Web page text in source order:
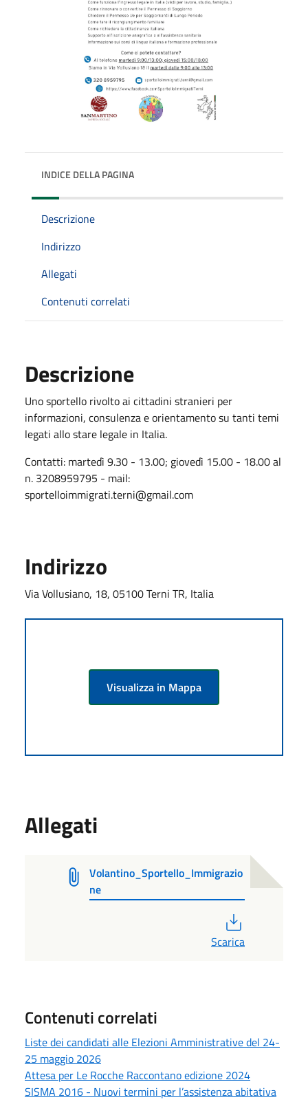
INDICE DELLA PAGINA
Descrizione
Indirizzo
Allegati
Contenuti correlati
Descrizione
Uno sportello rivolto ai cittadini stranieri per
informazioni, consulenza e orientamento su tanti temi
legati allo stare legale in Italia.
Contatti: martedì 9.30 - 13.00; giovedì 15.00 - 18.00 al
n. 3208959795 - mail:
sportelloimmigrati.terni@gmail.com
Indirizzo
Via Vollusiano, 18, 05100 Terni TR, Italia
Visualizza in Mappa
Allegati
Volantino_Sportello_Immigrazio
ne
Scarica
Contenuti correlati
Liste dei candidati alle Elezioni Amministrative del 24-
25 maggio 2026
Attesa per Le Rocche Raccontano edizione 2024
SISMA 2016 - Nuovi termini per l’assistenza abitativa